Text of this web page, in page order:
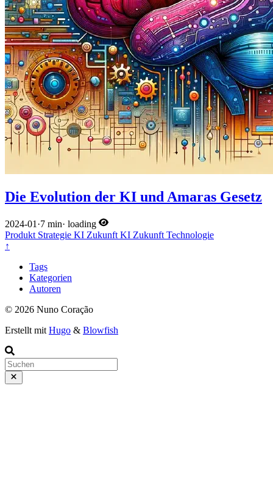
Die Evolution der KI und Amaras Gesetz
2024-01 ·7 min· loading
Produkt Strategie KI Zukunft KI Zukunft Technologie
↑
Tags
Kategorien
Autoren
© 2026 Nuno Coração
Erstellt mit Hugo & Blowfish